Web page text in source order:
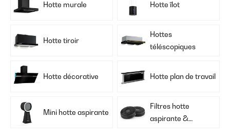
Hotte murale Hotte îlot
Hotte tiroir
Hottes
téléscopiques
Hotte décorative Hotte plan de travail
Mini hotte aspirante
Filtres hotte
aspirante &